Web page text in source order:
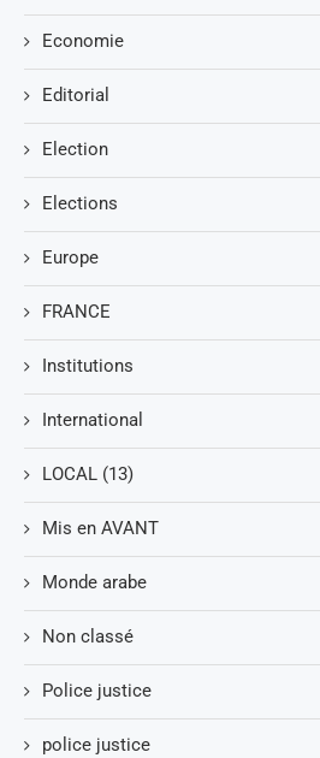
Economie
Editorial
Election
Elections
Europe
FRANCE
Institutions
International
LOCAL (13)
Mis en AVANT
Monde arabe
Non classé
Police justice
police justice